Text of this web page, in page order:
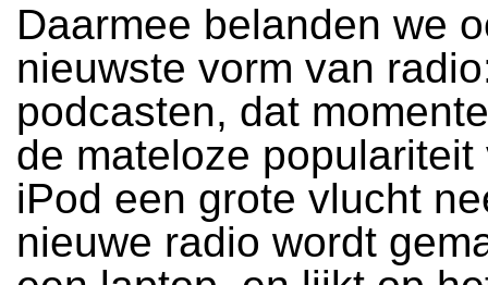
Daarmee belanden we
nieuwste vorm van
podcasten, dat
de mateloze populariteit
iPod een grote vlucht
nieuwe radio wordt